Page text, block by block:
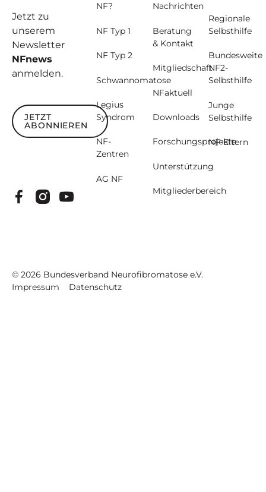
Jetzt zu
unserem
Newsletter
NFnews
anmelden.
Jetzt abonnieren
JETZT
ABONNIEREN
NF?
NF Typ 1
NF Typ 2
Schwannomatose
Legius
Syndrom
NF-
Zentren
AG NF
Nachrichten
Beratung
& Kontakt
Mitgliedschaft
NFaktuell
Downloads
Forschungsprojekte
Unterstützung
Mitgliederbereich
Regionale
Selbsthilfe
Bundesweite
NF2-
Selbsthilfe
Junge
Selbsthilfe
NF-Eltern
© 2026 Bundesverband Neurofibromatose e.V.
Impressum
Datenschutz